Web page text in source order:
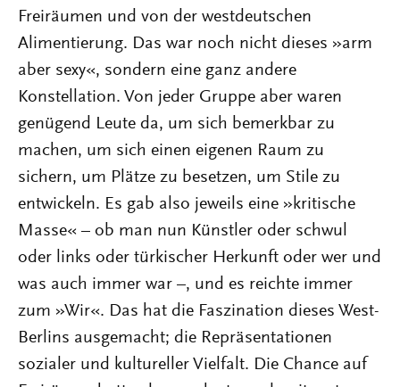
Freiräumen und von der westdeutschen
Alimentierung. Das war noch nicht dieses »arm
aber sexy«, sondern eine ganz andere
Konstellation. Von jeder Gruppe aber waren
genügend Leute da, um sich bemerkbar zu
machen, um sich einen eigenen Raum zu
sichern, um Plätze zu besetzen, um Stile zu
entwickeln. Es gab also jeweils eine »kritische
Masse« – ob man nun Künstler oder schwul
oder links oder türkischer Herkunft oder wer und
was auch immer war –, und es reichte immer
zum »Wir«. Das hat die Faszination dieses West-
Berlins ausgemacht; die Repräsentationen
sozialer und kultureller Vielfalt. Die Chance auf